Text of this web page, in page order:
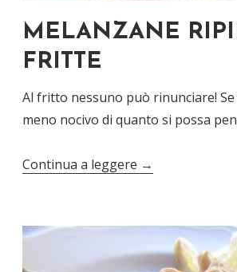
MELANZANE
FRITTE
Al fritto nessuno può rinunciare!
meno nocivo di quanto si possa
Continua a leggere →